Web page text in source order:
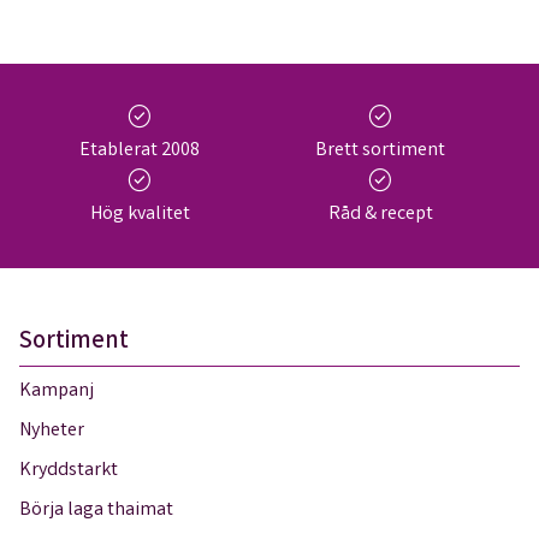
check_circle
Etablerat 2008
check_circle
Brett sortiment
check_circle
Hög kvalitet
check_circle
Råd & recept
Sortiment
Kampanj
Nyheter
Kryddstarkt
Börja laga thaimat